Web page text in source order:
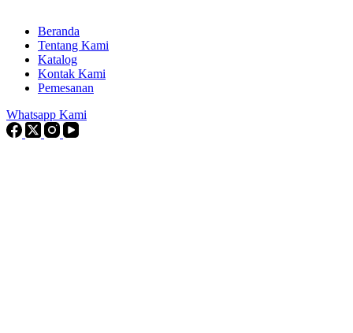
Beranda
Tentang Kami
Katalog
Kontak Kami
Pemesanan
Whatsapp Kami